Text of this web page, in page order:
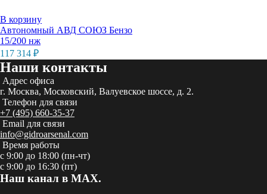
В корзину
Автономный АВД СОЮЗ Бензо
15/200 нж
117 314 ₽
Наши контакты
Адрес офиса
г. Москва, Московский, Валуевское шоссе, д. 2.
Телефон для связи
+7 (495) 660-35-37
Email для связи
info@gidroarsenal.com
Время работы
с 9:00 до 18:00 (пн-чт)
с 9:00 до 16:30 (пт)
Наш канал в MAX.